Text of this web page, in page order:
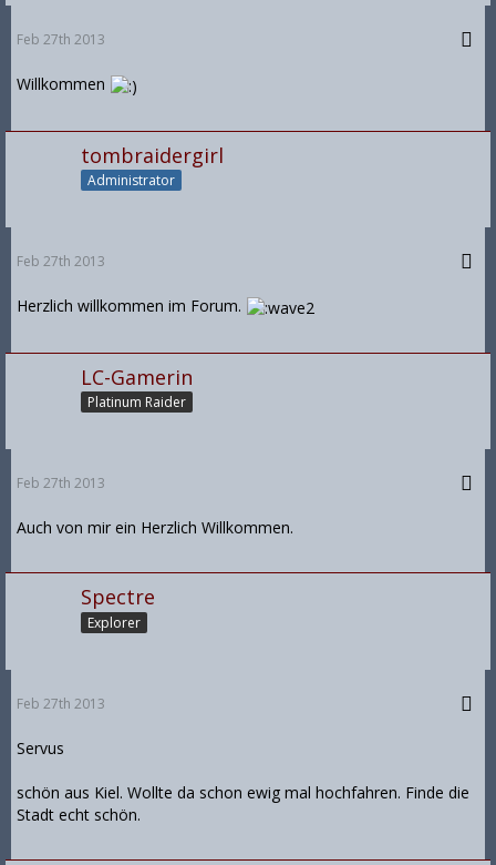
Feb 27th 2013
Willkommen
tombraidergirl
Administrator
Feb 27th 2013
Herzlich willkommen im Forum.
LC-Gamerin
Platinum Raider
Feb 27th 2013
Auch von mir ein Herzlich Willkommen.
Spectre
Explorer
Feb 27th 2013
Servus
schön aus Kiel. Wollte da schon ewig mal hochfahren. Finde die
Stadt echt schön.